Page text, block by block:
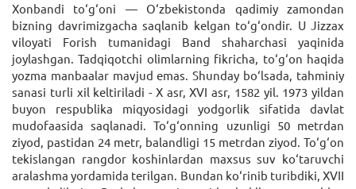
Xonbandi to‘g‘oni — O‘zbekistonda qadimiy zamondan
bizning davrimizgacha saqlanib kelgan to‘g‘ondir. U Jizzax
viloyati Forish tumanidagi Band shaharchasi yaqinida
joylashgan. Tadqiqotchi olimlarning fikricha, to‘g‘on haqida
yozma manbaalar mavjud emas. Shunday bo‘lsada, tahminiy
sanasi turli xil keltiriladi - X asr, XVI asr, 1582 yil. 1973 yildan
buyon respublika miqyosidagi yodgorlik sifatida davlat
mudofaasida saqlanadi. To‘g‘onning uzunligi 50 metrdan
ziyod, pastidan 24 metr, balandligi 15 metrdan ziyod. To‘g‘on
tekislangan rangdor koshinlardan maxsus suv ko‘taruvchi
aralashma yordamida terilgan. Bundan ko‘rinib turibdiki, XVII